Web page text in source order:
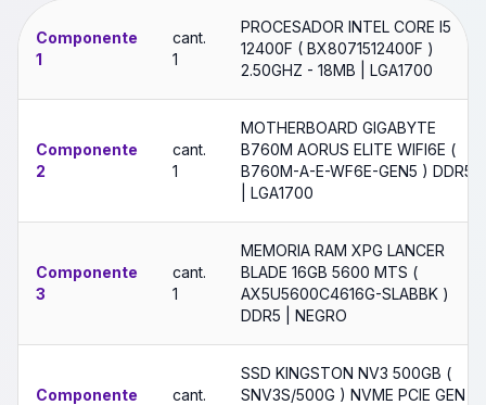
Componente
1
cant.
1
PROCESADOR INTEL CORE I5
12400F ( BX8071512400F )
2.50GHZ - 18MB | LGA1700
Componente
2
cant.
1
MOTHERBOARD GIGABYTE
B760M AORUS ELITE WIFI6E (
B760M-A-E-WF6E-GEN5 ) DDR5
| LGA1700
Componente
3
cant.
1
MEMORIA RAM XPG LANCER
BLADE 16GB 5600 MTS (
AX5U5600C4616G-SLABBK )
DDR5 | NEGRO
Componente
cant.
SSD KINGSTON NV3 500GB (
SNV3S/500G ) NVME PCIE GEN